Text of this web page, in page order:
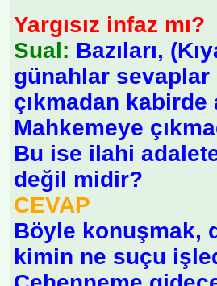
Yargısız infaz mı?
Sual: Bazıları,
günahlar
çıkmadan kabirde
Mahkemeye
Bu ise ilahi
değil midir?
CEVAP
Böyle konuşmak,
kimin ne suçu